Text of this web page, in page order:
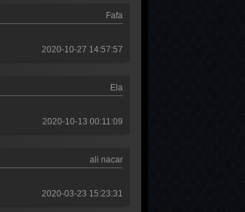
Fafa
2020-10-27 14:57:57
Ela
2020-10-13 00:11:09
ali nacar
2020-03-23 15:23:31